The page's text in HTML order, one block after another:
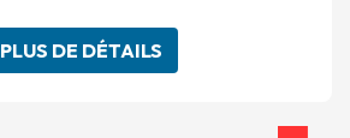
PLUS DE DÉTAILS